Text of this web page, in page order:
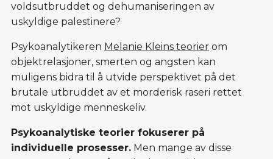
voldsutbruddet og dehumaniseringen av
uskyldige palestinere?
Psykoanalytikeren Melanie Kleins teorier om
objektrelasjoner, smerten og angsten kan
muligens bidra til å utvide perspektivet på det
brutale utbruddet av et morderisk raseri rettet
mot uskyldige menneskeliv.
Psykoanalytiske teorier fokuserer på
individuelle prosesser. Men mange av disse